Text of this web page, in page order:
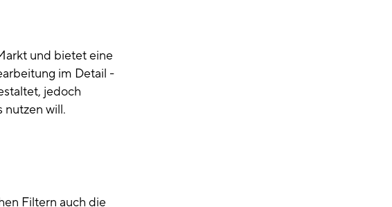
und bietet eine
im Detail -
jedoch
nutzen will.
Filtern auch die